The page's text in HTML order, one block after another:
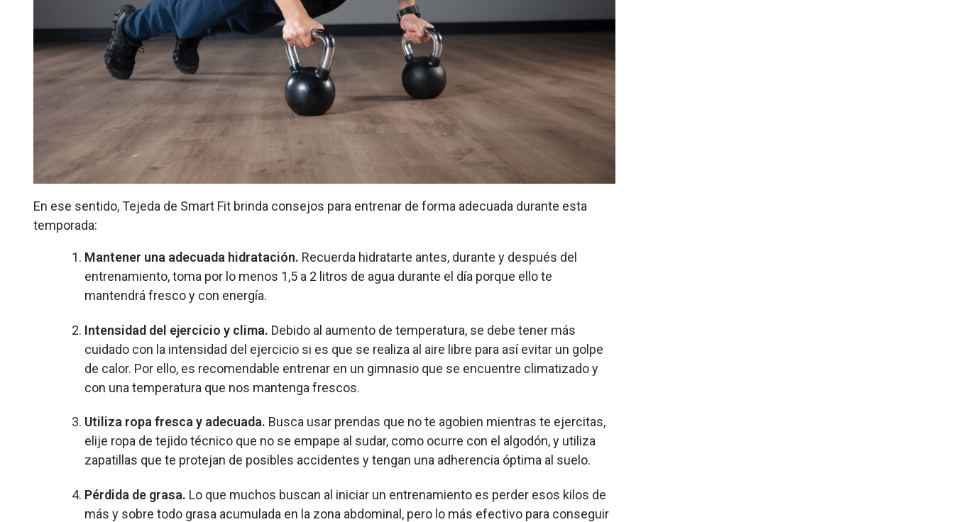
En ese sentido, Tejeda de Smart Fit brinda consejos para entrenar de forma adecuada durante esta
temporada:
Mantener una adecuada hidratación. Recuerda hidratarte antes, durante y después del
entrenamiento, toma por lo menos 1,5 a 2 litros de agua durante el día porque ello te
mantendrá fresco y con energía.
Intensidad del ejercicio y clima. Debido al aumento de temperatura, se debe tener más
cuidado con la intensidad del ejercicio si es que se realiza al aire libre para así evitar un golpe
de calor. Por ello, es recomendable entrenar en un gimnasio que se encuentre climatizado y
con una temperatura que nos mantenga frescos.
Utiliza ropa fresca y adecuada. Busca usar prendas que no te agobien mientras te ejercitas,
elije ropa de tejido técnico que no se empape al sudar, como ocurre con el algodón, y utiliza
zapatillas que te protejan de posibles accidentes y tengan una adherencia óptima al suelo.
Pérdida de grasa. Lo que muchos buscan al iniciar un entrenamiento es perder esos kilos de
más y sobre todo grasa acumulada en la zona abdominal, pero lo más efectivo para conseguir